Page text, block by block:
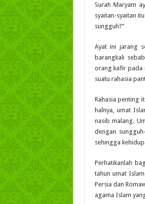
Surah Maryam
syaitan-syaitan
sungguh?’’
Ayat ini jarang
barangkali
orang kafir pada
suatu rahasia
Rahasia penting
halnya, umat
nasib malang.
dengan
sehingga
Perhatikanlah
tahun umat
Persia dan
agama Islam